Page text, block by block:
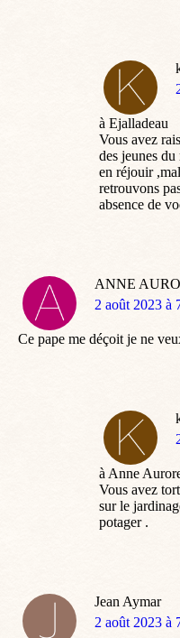
à Ejalladeau
Vous avez
des jeunes
en réjouir
retrouvons
absence de
ANNE
dit
2 août 2023 à
Ce pape me déçoit je ne
à Anne
Vous avez
sur le
potager .
Jean Aymar
dit
2 août 2023 à